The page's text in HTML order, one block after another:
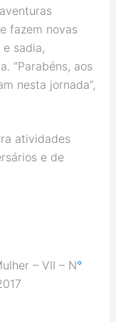
fazem novas
sadia,
“Parabéns, aos
nesta jornada”,
atividades
e de
– VII – N°